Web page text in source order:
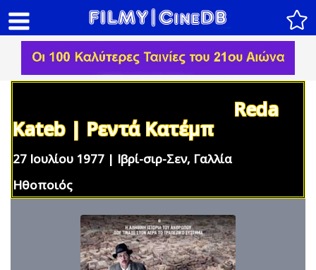
Reda
Kateb | Ρεντά Κατέμπ
27 Ιουλίου 1977 | Ιβρί-σιρ-Σεν, Γαλλία
Ηθοποιός